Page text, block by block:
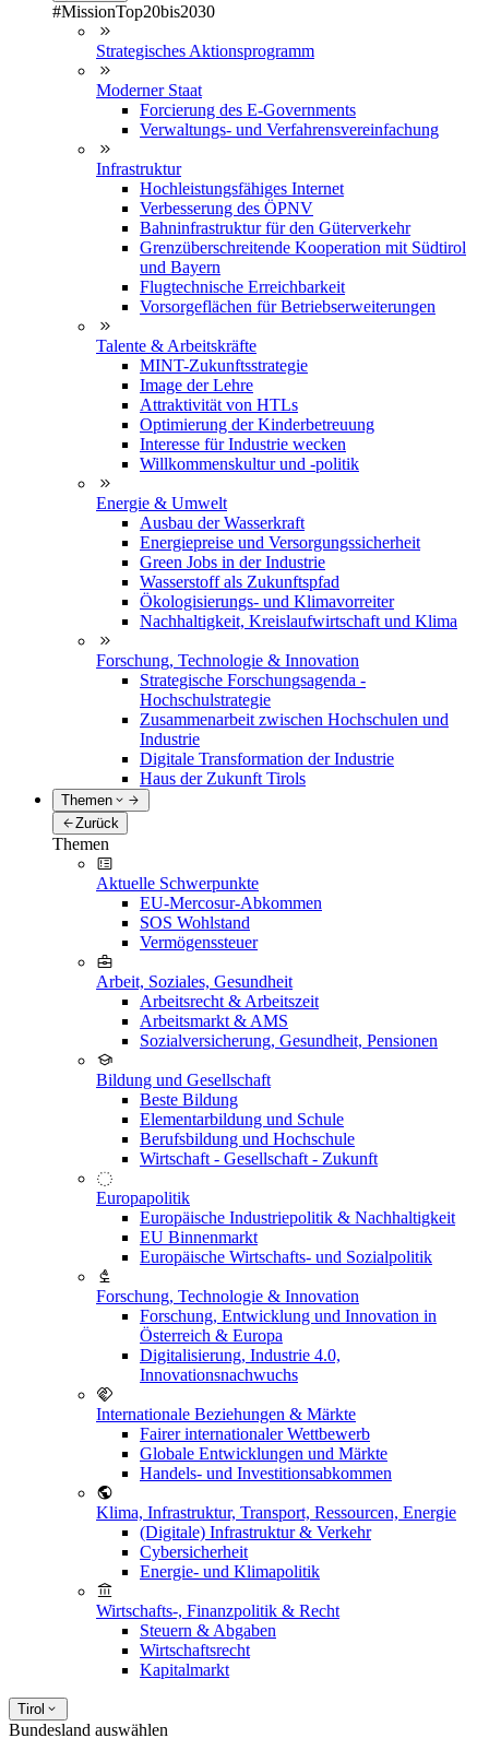
#MissionTop20bis2030
Strategisches Aktionsprogramm
Moderner Staat
Forcierung des E-Governments
Verwaltungs- und Verfahrensvereinfachung
Infrastruktur
Hochleistungsfähiges Internet
Verbesserung des ÖPNV
Bahninfrastruktur für den Güterverkehr
Grenzüberschreitende Kooperation mit Südtirol
und Bayern
Flugtechnische Erreichbarkeit
Vorsorgeflächen für Betriebserweiterungen
Talente & Arbeitskräfte
MINT-Zukunftsstrategie
Image der Lehre
Attraktivität von HTLs
Optimierung der Kinderbetreuung
Interesse für Industrie wecken
Willkommenskultur und -politik
Energie & Umwelt
Ausbau der Wasserkraft
Energiepreise und Versorgungssicherheit
Green Jobs in der Industrie
Wasserstoff als Zukunftspfad
Ökologisierungs- und Klimavorreiter
Nachhaltigkeit, Kreislaufwirtschaft und Klima
Forschung, Technologie & Innovation
Strategische Forschungsagenda -
Hochschulstrategie
Zusammenarbeit zwischen Hochschulen und
Industrie
Digitale Transformation der Industrie
Haus der Zukunft Tirols
Themen
Zurück
Themen
Aktuelle Schwerpunkte
EU-Mercosur-Abkommen
SOS Wohlstand
Vermögenssteuer
Arbeit, Soziales, Gesundheit
Arbeitsrecht & Arbeitszeit
Arbeitsmarkt & AMS
Sozialversicherung, Gesundheit, Pensionen
Bildung und Gesellschaft
Beste Bildung
Elementarbildung und Schule
Berufsbildung und Hochschule
Wirtschaft - Gesellschaft - Zukunft
Europapolitik
Europäische Industriepolitik & Nachhaltigkeit
EU Binnenmarkt
Europäische Wirtschafts- und Sozialpolitik
Forschung, Technologie & Innovation
Forschung, Entwicklung und Innovation in
Österreich & Europa
Digitalisierung, Industrie 4.0,
Innovationsnachwuchs
Internationale Beziehungen & Märkte
Fairer internationaler Wettbewerb
Globale Entwicklungen und Märkte
Handels- und Investitionsabkommen
Klima, Infrastruktur, Transport, Ressourcen, Energie
(Digitale) Infrastruktur & Verkehr
Cybersicherheit
Energie- und Klimapolitik
Wirtschafts-, Finanzpolitik & Recht
Steuern & Abgaben
Wirtschaftsrecht
Kapitalmarkt
Tirol
Bundesland auswählen